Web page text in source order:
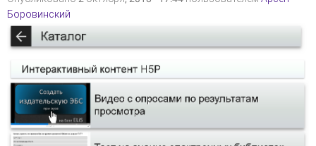
Боровинский